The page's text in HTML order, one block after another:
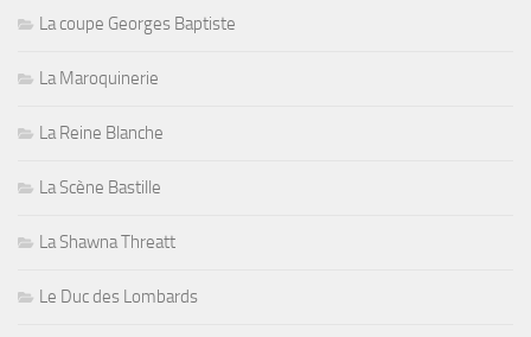
La coupe Georges Baptiste
La Maroquinerie
La Reine Blanche
La Scène Bastille
La Shawna Threatt
Le Duc des Lombards